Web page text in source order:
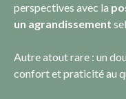
perspectives avec la
un agrandissement
Autre atout rare : un
confort et praticité au